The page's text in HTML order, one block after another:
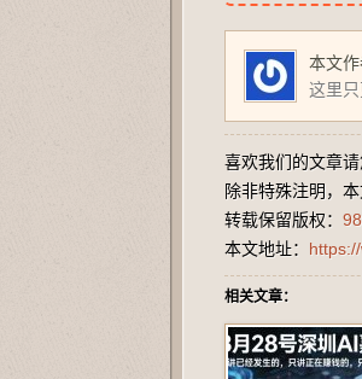
本文
这里只
喜欢我们的文章
除非特殊注明，
转载保留版权：
本文地址：
相关文章：